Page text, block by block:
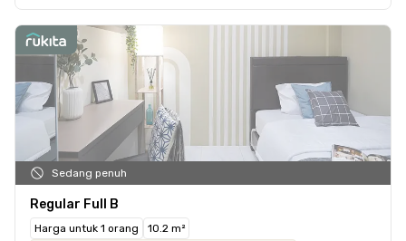
Sedang penuh
Regular Full B
Harga untuk 1 orang
10.2 m²